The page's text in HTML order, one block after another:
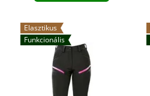
Elasztikus
Funkcionális